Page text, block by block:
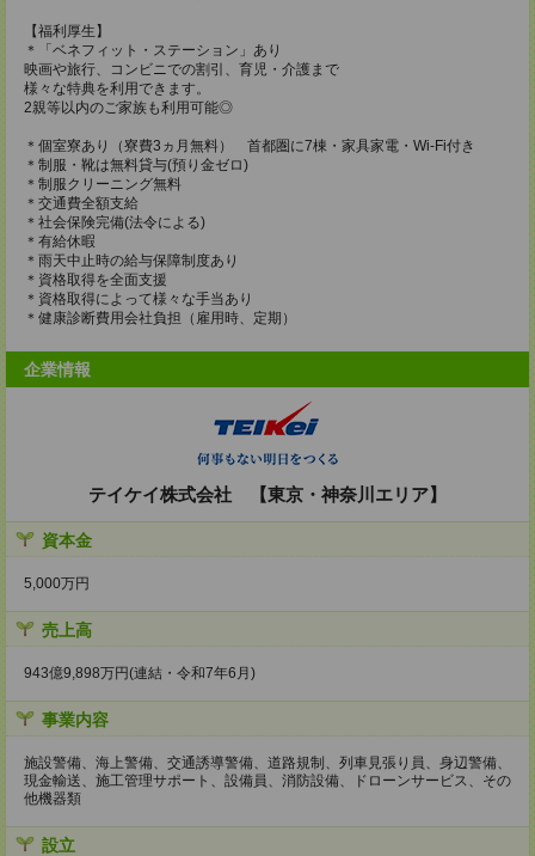
【福利厚生】
＊「ベネフィット・ステーション」あり
映画や旅行、コンビニでの割引、育児・介護まで
様々な特典を利用できます。
2親等以内のご家族も利用可能◎
＊個室寮あり（寮費3ヵ月無料） 首都圏に7棟・家具家電・Wi-Fi付き
＊制服・靴は無料貸与(預り金ゼロ)
＊制服クリーニング無料
＊交通費全額支給
＊社会保険完備(法令による)
＊有給休暇
＊雨天中止時の給与保障制度あり
＊資格取得を全面支援
＊資格取得によって様々な手当あり
＊健康診断費用会社負担（雇用時、定期）
企業情報
テイケイ株式会社 【東京・神奈川エリア】
資本金
5,000万円
売上高
943億9,898万円(連結・令和7年6月)
事業内容
施設警備、海上警備、交通誘導警備、道路規制、列車見張り員、身辺警備、
現金輸送、施工管理サポート、設備員、消防設備、ドローンサービス、その
他機器類
設立